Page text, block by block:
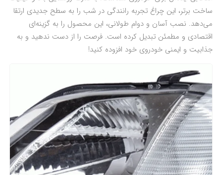
ساخت برتر، این چراغ تجربه رانندگی در شب را به سطح جدیدی ارتقا
می‌دهد. نصب آسان و دوام طولانی، این محصول را به گزینه‌ای
اقتصادی و مطمئن تبدیل کرده است. فرصت را از دست ندهید و به
جذابیت و ایمنی خودروی خود افزوده کنید!